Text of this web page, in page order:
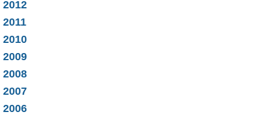
2012
2011
2010
2009
2008
2007
2006